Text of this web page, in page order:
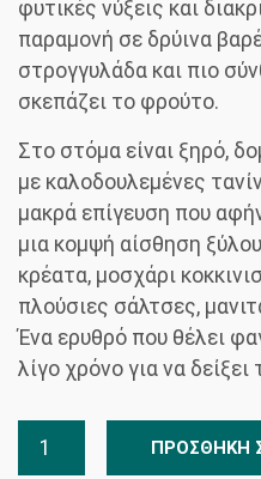
φυτικές νύξεις και
παραμονή σε δρύινα
στρογγυλάδα και πιο
σκεπάζει το φρούτο.
Στο στόμα είναι ξηρό,
με καλοδουλεμένες
μακρά επίγευση που
μια κομψή αίσθηση
κρέατα, μοσχάρι
πλούσιες σάλτσες,
Ένα ερυθρό που θέλει
λίγο χρόνο για να
Château
ΠΡΟΣΘΉΚΗ